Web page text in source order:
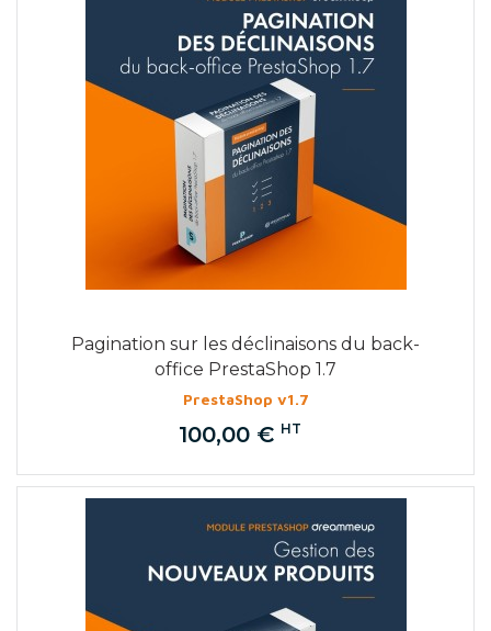
Pagination sur les déclinaisons du back-
office PrestaShop 1.7
PrestaShop v1.7
Prix
100,00 € HT